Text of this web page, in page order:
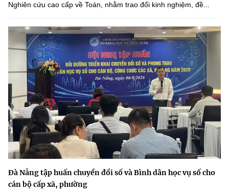
Nghiên cứu cao cấp về Toán, nhằm trao đổi kinh nghiệm, đề...
Đà Nẵng tập huấn chuyển đổi số và Bình dân học vụ số cho
cán bộ cấp xã, phường